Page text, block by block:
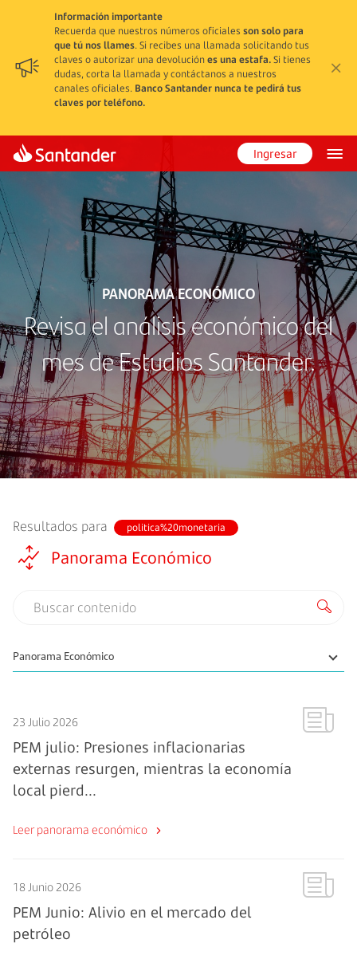
Información importante
Recuerda que nuestros números oficiales son solo para
que tú nos llames. Si recibes una llamada solicitando tus
claves o autorizar una devoluciónes una estafa.Si tienes
dudas, corta la llamada y contáctanos a nuestros
canales oficiales. Banco Santander nunca te pedirá tus
claves por teléfono.
Ingresar
PANORAMA ECONÓMICO
Revisa el análisis económico del
mes de Estudios Santander.
Resultados para politica%20monetaria
Panorama Económico
23 Julio 2026
PEM julio: Presiones inflacionarias
externas resurgen, mientras la economía
local pierd...
Leer panorama económico
18 Junio 2026
PEM Junio: Alivio en el mercado del
petróleo